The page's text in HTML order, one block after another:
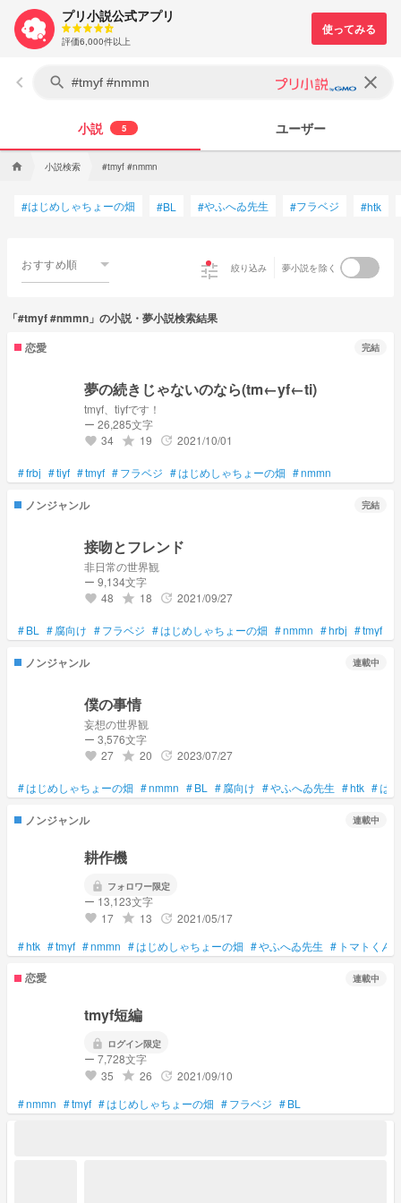
プリ小説公式アプリ
評価6,000件以上
keyboard_arrow_left search clear
小説 5 ユーザー
home 小説検索 #tmyf #nmmn
#はじめしゃちょーの畑 #BL #やふへゐ先生 #フラベジ #htk
おすすめ順 tune 絞り込み 夢小説を除く
「#tmyf #nmmn」の小説・夢小説検索結果
恋愛
完結
夢の続きじゃないのなら(tm←yf←ti)
tmyf、tiyfです！
ー 26,285文字
favorite 34 grade 19 update 2021/10/01
#frbj #tiyf #tmyf #フラベジ #はじめしゃちょーの畑 #nmmn
ノンジャンル 完結
接吻とフレンド
非日常の世界観
ー 9,134文字
favorite 48 grade 18 update 2021/09/27
#BL #腐向け #フラベジ #はじめしゃちょーの畑 #nmmn #hrbj #tmyf
ノンジャンル 連載中
僕の事情
妄想の世界観
ー 3,576文字
favorite 27 grade 20 update 2023/07/27
#はじめしゃちょーの畑 #nmmn #BL #腐向け #やふへゐ先生 #htk #は
ノンジャンル 連載中
耕作機
lock フォロワー限定
ー 13,123文字
favorite 17 grade 13 update 2021/05/17
#htk #tmyf #nmmn #はじめしゃちょーの畑 #やふへゐ先生 # トマトくん
恋愛 連載中
tmyf短編
lock ログイン限定
ー 7,728文字
favorite 35 grade 26 update 2021/09/10
#nmmn #tmyf #はじめしゃちょーの畑 #フラベジ #BL